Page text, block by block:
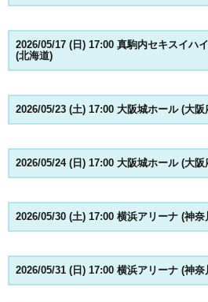
2026/05/17 (日) 17:00 真駒内セキスイハ
(北海道)
2026/05/23 (土) 17:00 大阪城ホール (大阪
2026/05/24 (日) 17:00 大阪城ホール (大阪
2026/05/30 (土) 17:00 横浜アリーナ (神奈
2026/05/31 (日) 17:00 横浜アリーナ (神奈